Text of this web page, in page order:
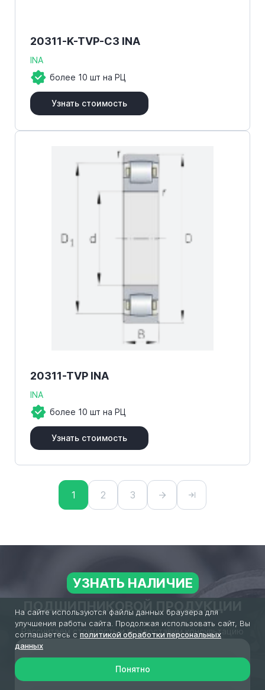
20311-K-TVP-C3 INA
INA
более 10 шт на РЦ
Узнать стоимость
20311-TVP INA
INA
более 10 шт на РЦ
Узнать стоимость
1 2 3
УЗНАТЬ НАЛИЧИЕ
ПОДШИПНИКОВОЙ ПРОДУКЦИИ
Рассчитаем стоимость и предоставим консультацию
На сайте используются файлы данных браузера для
улучшения работы сайта. Продолжая использовать сайт, Вы
соглашаетесь с политикой обработки персональных
данных
Понятно